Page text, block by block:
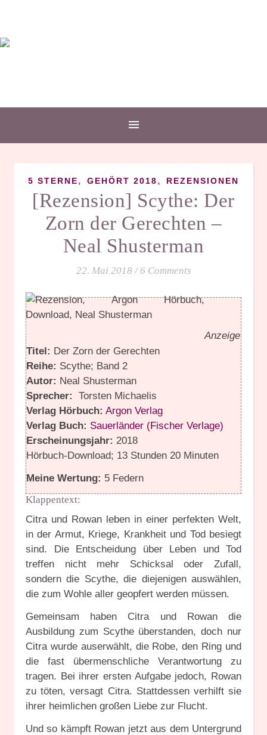
5 STERNE, GEHÖRT 2018, REZENSIONEN
[Rezension] Scythe: Der
Zorn der Gerechten –
Neal Shusterman
22. Mai 2018 / 6 Comments
Anzeige
Titel: Der Zorn der Gerechten
Reihe: Scythe; Band 2
Autor: Neal Shusterman
Sprecher: Torsten Michaelis
Verlag Hörbuch: Argon Verlag
Verlag Buch: Sauerländer (Fischer Verlage)
Erscheinungsjahr: 2018
Hörbuch-Download; 13 Stunden 20 Minuten
Meine Wertung: 5 Federn
Klappentext:
Citra und Rowan leben in einer perfekten Welt,
in der Armut, Kriege, Krankheit und Tod besiegt
sind. Die Entscheidung über Leben und Tod
treffen nicht mehr Schicksal oder Zufall,
sondern die Scythe, die diejenigen auswählen,
die zum Wohle aller geopfert werden müssen.
Gemeinsam haben Citra und Rowan die
Ausbildung zum Scythe überstanden, doch nur
Citra wurde auserwählt, die Robe, den Ring und
die fast übermenschliche Verantwortung zu
tragen. Bei ihrer ersten Aufgabe jedoch, Rowan
zu töten, versagt Citra. Stattdessen verhilft sie
ihrer heimlichen großen Liebe zur Flucht.
Und so kämpft Rowan jetzt aus dem Untergrund